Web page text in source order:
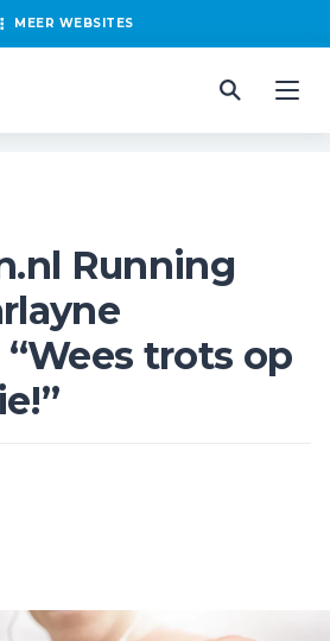
MEER WEBSITES
Running
“Wees trots op